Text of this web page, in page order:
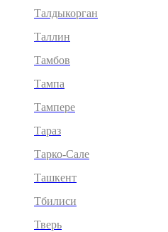
Талдыкорган
Таллин
Тамбов
Тампа
Тампере
Тараз
Тарко-Сале
Ташкент
Тбилиси
Тверь